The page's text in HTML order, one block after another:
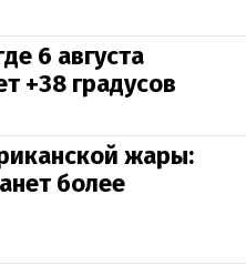
6 августа
+38 градусов
жары:
более